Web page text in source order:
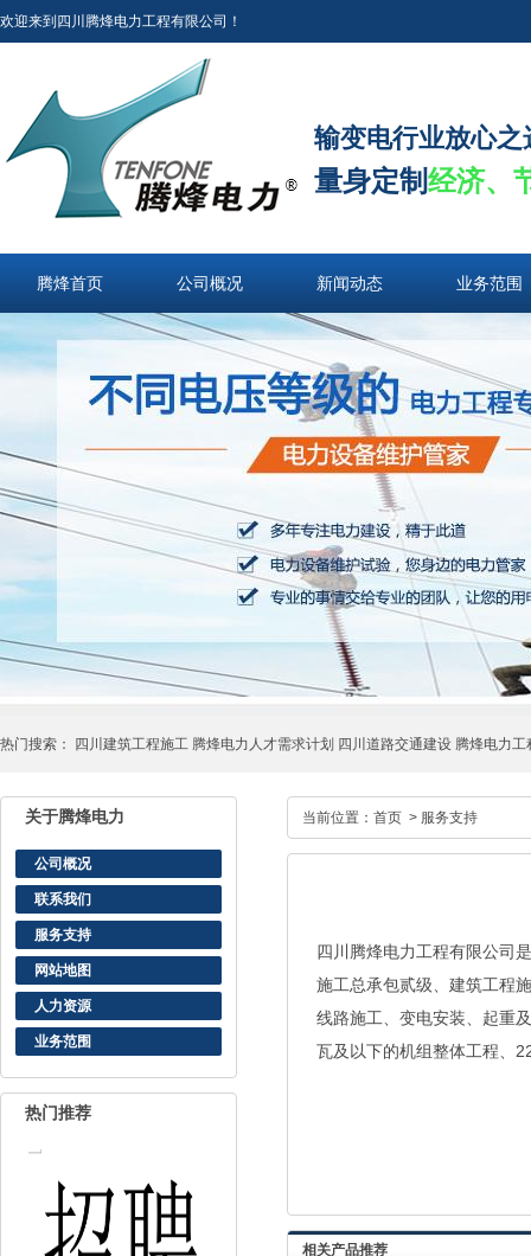
欢迎来到四川腾烽电力工程有限公司！
输变电行业放心之
量身定制经济、
腾烽首页 公司概况 新闻动态 业务范围
热门搜索： 四川建筑工程施工 腾烽电力人才需求计划 四川道路交通建设 腾烽电力
关于腾烽电力
公司概况
联系我们
服务支持
网站地图
人力资源
业务范围
热门推荐
当前位置： 首页 > 服务支持
四川腾烽电力工程有限公司
施工总承包贰级、建筑工程
线路施工、变电安装、起重
瓦及以下的机组整体工程、
相关产品推荐